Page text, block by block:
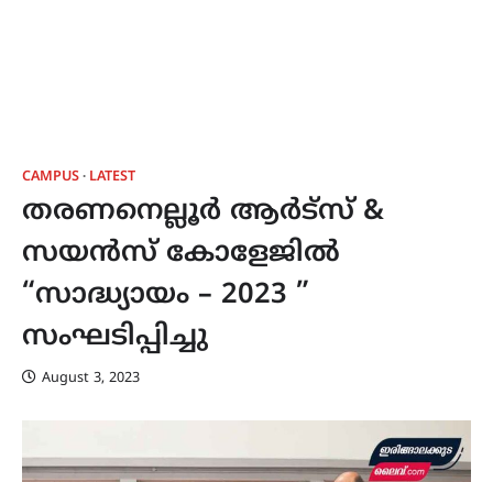
CAMPUS LATEST
തരണനെല്ലൂർ ആർട്സ് &
സയൻസ് കോളേജിൽ
“സാദ്ധ്യായം – 2023 ”
സംഘടിപ്പിച്ചു
August 3, 2023